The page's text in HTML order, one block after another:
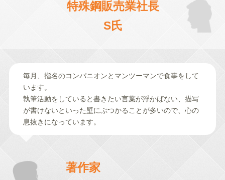
特殊鋼販売業社長
S氏
著作家
毎月、指名のコンパニオンとマンツーマンで食事をして
います。
執筆活動をしていると書きたい言葉が浮かばない、描写
が書けないといった壁にぶつかることが多いので、心の
息抜きになっています。